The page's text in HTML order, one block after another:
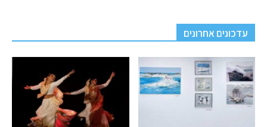
עדכונים אחרונים